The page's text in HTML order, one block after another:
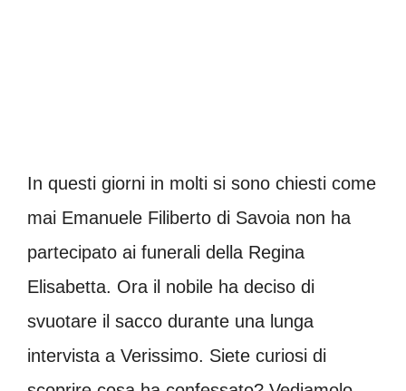
In questi giorni in molti si sono chiesti come
mai Emanuele Filiberto di Savoia non ha
partecipato ai funerali della Regina
Elisabetta. Ora il nobile ha deciso di
svuotare il sacco durante una lunga
intervista a Verissimo. Siete curiosi di